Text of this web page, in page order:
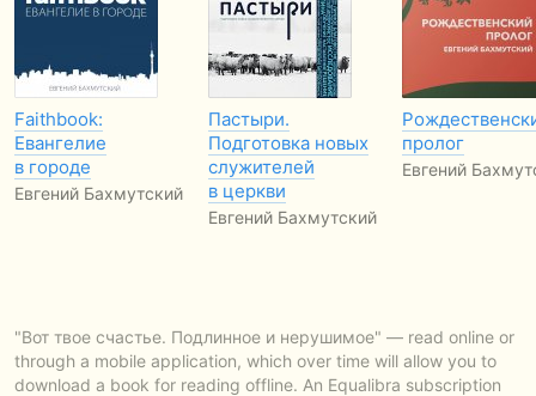
Faithbook:
Евангелие
в городе
Евгений Бахмутский
Пастыри.
Подготовка новых
служителей
в церкви
Евгений Бахмутский
пролог
Евгений
"Вот твое счастье. Подлинное и нерушимое" — read online or
through a mobile application, which over time will allow you to
download a book for reading offline. An Equalibra subscription